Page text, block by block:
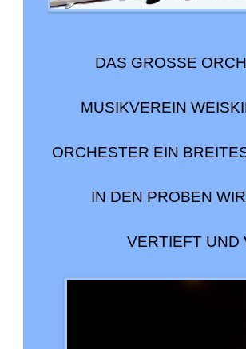
DAS GROSSE
MUSIKVEREIN
ORCHESTER EIN
IN DEN PROBEN
VERTIEFT UND